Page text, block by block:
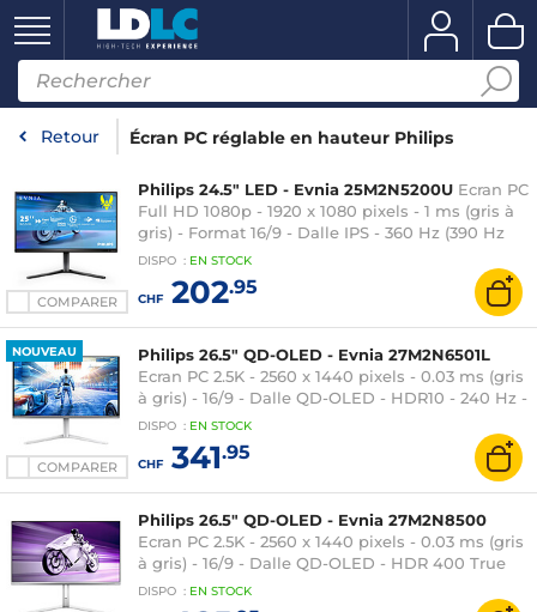
Retour Écran PC réglable en hauteur Philips
COMPARER
Philips 24.5" LED - Evnia 25M2N5200U Ecran PC
Full HD 1080p - 1920 x 1080 pixels - 1 ms (gris à
gris) - Format 16/9 - Dalle IPS - 360 Hz (390 Hz
OC) - HDR400 - Adaptive-Sync -
HDMI/DisplayPort - Pivot - Noir
DISPO : EN STOCK
CHF202.95
NOUVEAU
COMPARER
Philips 26.5" QD-OLED - Evnia 27M2N6501L
Ecran PC 2.5K - 2560 x 1440 pixels - 0.03 ms (gris
à gris) - 16/9 - Dalle QD-OLED - HDR10 - 240 Hz -
FreeSync Premium / G-SYNC Compatible -
HDMI/DisplayPort - Ambiglow 3 côtés - Hauteur
réglable - Argent
DISPO : EN STOCK
CHF341.95
Philips 26.5" QD-OLED - Evnia 27M2N8500
Ecran PC 2.5K - 2560 x 1440 pixels - 0.03 ms (gris
à gris) - 16/9 - Dalle QD-OLED - HDR 400 True
Black - 360 Hz - FreeSync Premium Pro / G-SYNC
Compatible - HDMI/DisplayPort - Hauteur
DISPO : EN STOCK